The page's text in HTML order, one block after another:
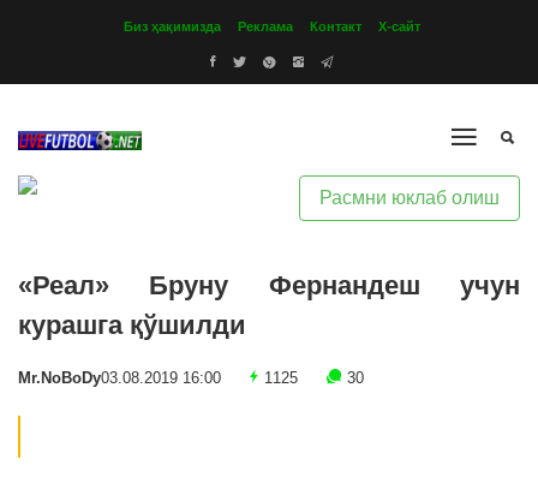
Биз ҳақимизда Реклама Контакт Х-сайт
Расмни юклаб олиш
«Реал» Бруну Фернандеш учун
курашга қўшилди
Mr.NoBoDy03.08.2019 16:00 1125 30